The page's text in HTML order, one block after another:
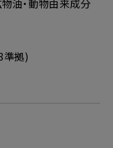
物油・動物由来成分
準拠)